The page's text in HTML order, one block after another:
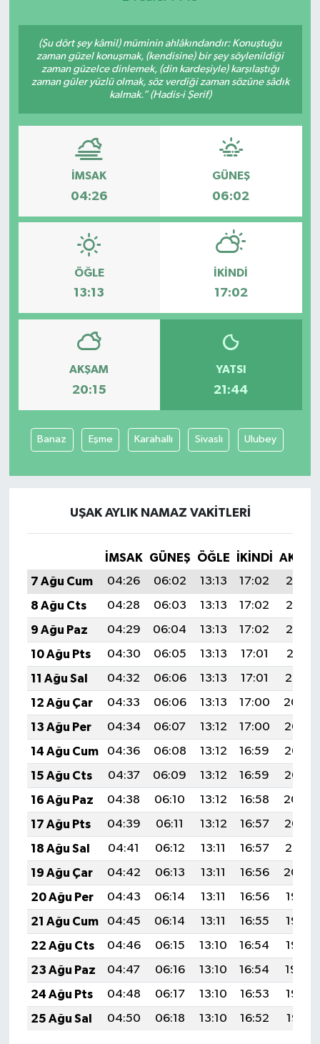
(Şu dört şey kâmil) müminin ahlâkındandır: Konuştuğu
zaman güzel konuşmak, (kendisine) bir şey söylenildiği
zaman güzelce dinlemek, (din kardeşiyle) karşılaştığı
zaman güler yüzlü olmak, söz verdiği zaman sözüne sâdık
kalmak.” (Hadis-i Şerif)
İMSAK
04:26
GÜNEŞ
06:02
ÖĞLE
13:13
İKINDI
17:02
AKŞAM
20:15
YATSI
21:44
Banaz Eşme Karahallı Sivaslı Ulubey
UŞAK AYLIK NAMAZ VAKITLERI
İMSAK GÜNEŞ ÖĞLE İKINDI
7 Ağu Cum
04:26 06:02 13:13 17:02
20:15
8 Ağu Cts
04:28 06:03 13:13 17:02
20:13
9 Ağu Paz
04:29 06:04 13:13 17:02
20:12
10 Ağu Pts
04:30 06:05 13:13 17:01
20:11
11 Ağu Sal
04:32 06:06 13:13 17:01
20:10
12 Ağu Çar
04:33 06:06 13:13 17:00
20:09
13 Ağu Per
04:34 06:07 13:12 17:00
20:07
14 Ağu Cum
04:36 06:08 13:12 16:59
20:06
15 Ağu Cts
04:37 06:09 13:12 16:59
20:05
16 Ağu Paz
04:38 06:10 13:12 16:58
20:04
17 Ağu Pts
04:39 06:11 13:12 16:57
20:02
18 Ağu Sal
04:41 06:12 13:11 16:57
20:01
19 Ağu Çar
04:42 06:13 13:11 16:56
20:00
20 Ağu Per
04:43 06:14 13:11 16:56
19:58
21 Ağu Cum
04:45 06:14 13:11 16:55
19:57
22 Ağu Cts
04:46 06:15 13:10 16:54
19:56
23 Ağu Paz
04:47 06:16 13:10 16:54
19:54
24 Ağu Pts
04:48 06:17 13:10 16:53
19:53
25 Ağu Sal
04:50 06:18 13:10 16:52 19:51